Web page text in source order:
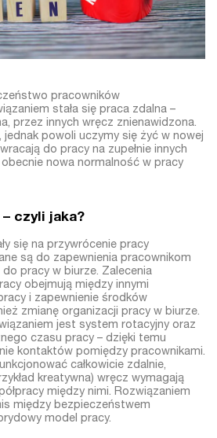
pracowników
stała się praca zdalna –
przez innych wręcz znienawidzona.
jednak powoli uczymy się żyć w nowej
do pracy na zupełnie innych
nowa normalność w pracy
czyli jaka?
się na przywrócenie pracy
są do zapewnienia pracownikom
pracy w biurze. Zalecenia
obejmują między innymi
i zapewnienie środków
zmianę organizacji pracy w biurze.
jest system rotacyjny oraz
czasu pracy – dzięki temu
kontaktów pomiędzy pracownikami.
całkowicie zdalnie,
kreatywna) wręcz wymagają
między nimi. Rozwiązaniem
między bezpieczeństwem
model pracy.